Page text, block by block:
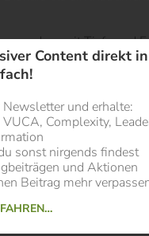
sondern mit Tiefe
PraktikerInnen und
auseinandersetzen
als komplexe
Affiliate Link)
Sie uns mit einer
Link eine kleine
zur Rezension zur
Content direkt
und erhalte:
Complexity,
sonst nirgends findest
und Aktionen
Beitrag mehr